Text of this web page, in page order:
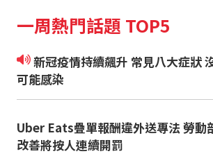
一周熱門話題 TOP5
新冠疫情持續飆升 常見八大症狀 沒發燒也
可能感染
Uber Eats疊單報酬違外送專法 勞動
改善將按人連續開罰